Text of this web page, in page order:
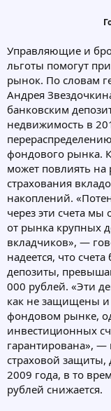
Управляющие и
льготы помогут
рынок. По словам
Андрея
банковским
недвижимость в
фондового рынка.
может повлиять на
страхования
накоплений.
через эти счета
от рынка крупных
вкладчиков», —
надеется, что
депозиты,
000 рублей. «Эти
как не защищены и
фондовом рынке,
инвестиционных
гарантирована», —
страховой защиты,
2009 года, в то
рублей снижается.